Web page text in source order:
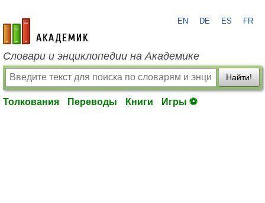
academic.ru
EN DE ES FR
Словари и энциклопедии на Академике
Найти!
Толкования Переводы Книги Игры ⚽